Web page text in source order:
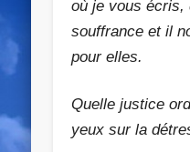
où je vous écris,
souffrance et il
pour elles.
Quelle justice
yeux sur la